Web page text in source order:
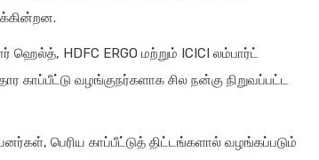
ஹெல்த், HDFC ERGO மற்றும் ICICI லம்பார்ட்
காப்பீட்டு வழங்குநர்களாக சில நன்கு நிறுவப்பட்ட
பெரிய காப்பீட்டுத் திட்டங்களால் வழங்கப்படும்